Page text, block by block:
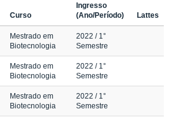
Curso
Ingresso
(Ano/Período)
Lattes
Mestrado em
Biotecnologia
2022 / 1°
Semestre
Mestrado em
Biotecnologia
2022 / 1°
Semestre
Mestrado em
Biotecnologia
2022 / 1°
Semestre